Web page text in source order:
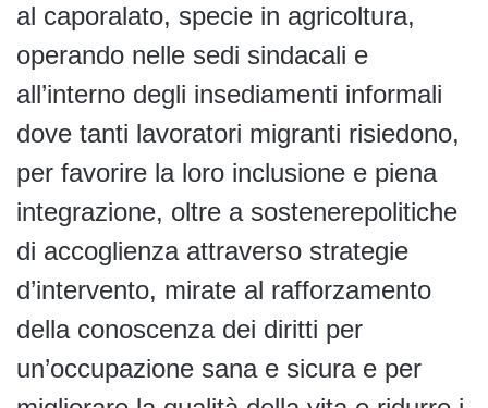
al caporalato, specie in agricoltura,
operando nelle sedi sindacali e
all’interno degli insediamenti informali
dove tanti lavoratori migranti risiedono,
per favorire la loro inclusione e piena
integrazione, oltre a sostenerepolitiche
di accoglienza attraverso strategie
d’intervento, mirate al rafforzamento
della conoscenza dei diritti per
un’occupazione sana e sicura e per